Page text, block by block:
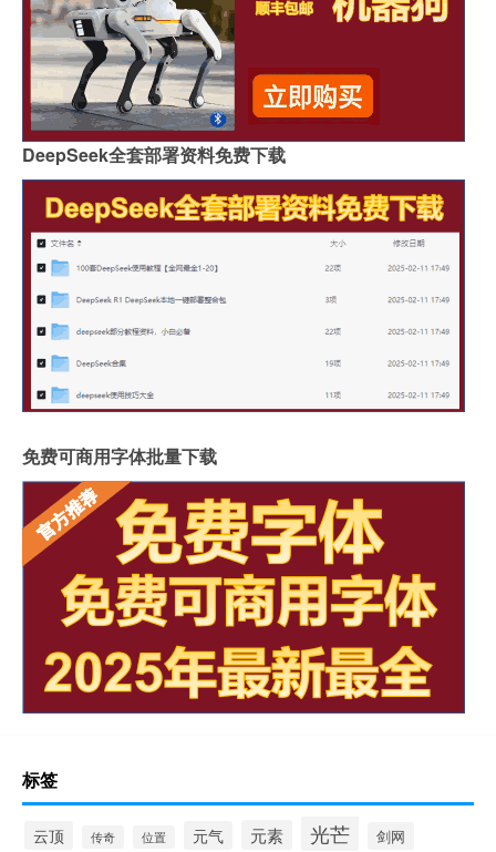
DeepSeek全套部署资料免费下载
免费可商用字体批量下载
标签
云顶 传奇 位置 元气 元素 光芒
剑网